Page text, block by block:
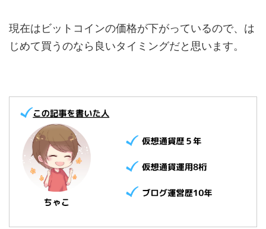
現在はビットコインの価格が下がっているので、は
じめて買うのなら良いタイミングだと思います。